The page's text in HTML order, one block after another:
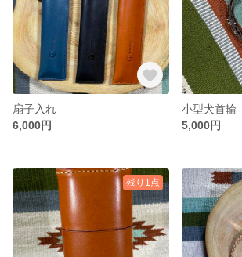
扇子入れ
6,000円
小型犬首輪
5,000円
残り1点